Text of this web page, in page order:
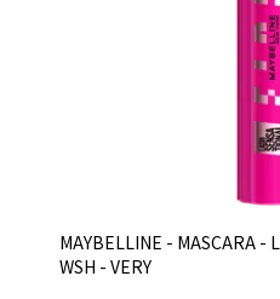
MAYBELLINE - MASCARA -
WSH - VERY